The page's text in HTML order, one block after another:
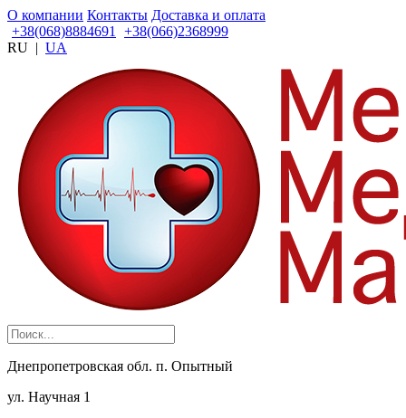
О компании Контакты Доставка и оплата
+38(068)8884691
+38(066)2368999
RU | UA
Днепропетровская обл. п. Опытный
ул. Научная 1